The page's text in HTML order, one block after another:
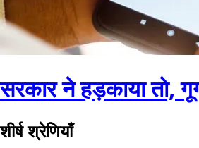
सरकार ने हड़काया तो,
शीर्ष श्रेणियाँ